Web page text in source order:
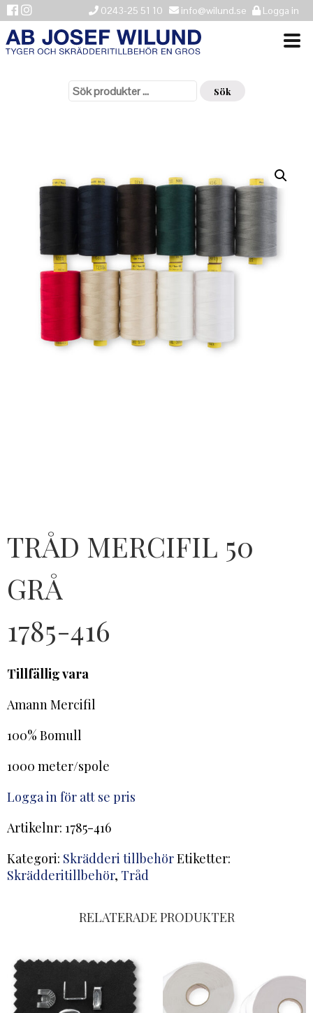
0243-25 51 10 info@wilund.se Logga in
VÄLKOMMEN
HISTORIK
KONTAKTA OSS
LEVERANSINFORMATION
efter:
Sök
TRÅD MERCIFIL 50
GRÅ
1785-416
Tillfällig vara
Amann Mercifil
100% Bomull
1000 meter/spole
Logga in för att se pris
Artikelnr: 1785-416
Kategori: Skrädderi tillbehörEtiketter:
Skrädderitillbehör, Tråd
RELATERADE PRODUKTER